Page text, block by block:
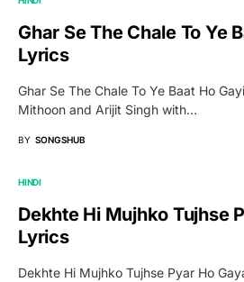
Ghar Se The Chale To Ye
Lyrics
Ghar Se The Chale To Ye Baat Ho
Mithoon and Arijit Singh with…
BY SONGSHUB
HINDI
Dekhte Hi Mujhko Tujhse
Lyrics
Dekhte Hi Mujhko Tujhse Pyar Ho